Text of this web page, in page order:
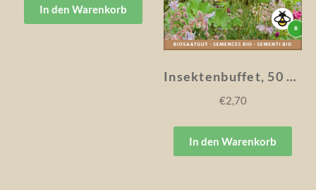
In den Warenkorb
Insektenbuffet, 50 Gramm
€2,70
In den Warenkorb